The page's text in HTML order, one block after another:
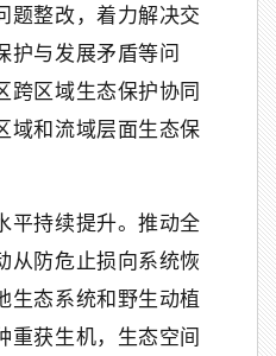
题整改，着力解决交
护与发展矛盾等问
跨区域生态保护协同
域和流域层面生态保
持续提升。推动全
从防危止损向系统恢
生态系统和野生动植
重获生机，生态空间